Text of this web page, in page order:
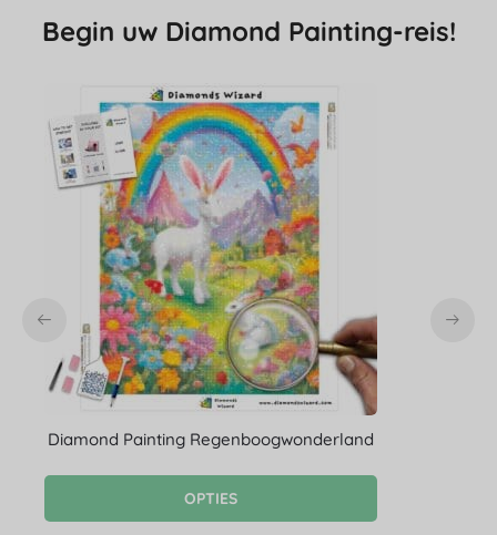
Begin uw Diamond Painting-reis!
Diamond Painting Regenboogwonderland
OPTIES